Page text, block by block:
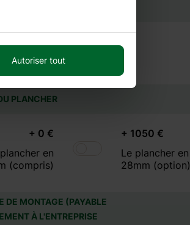
En acier peint
PLANCHER
+ 0 €
en
(compris)
+ 1050 €
Le plancher en
28mm (option)
DE MONTAGE (PAYABLE
À L'ENTREPRISE
Autoriser tout